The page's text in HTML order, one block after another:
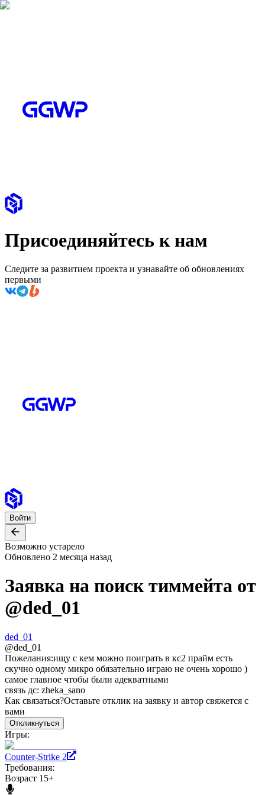
Присоединяйтесь к нам
Следите за развитием проекта и узнавайте об обновлениях
первыми
Войти
Возможно устарело
Обновлено 2 месяца назад
Заявка на поиск тиммейта от
@ded_01
ded_01
@ded_01
Пожелания:ищу с кем можно поиграть в кс2 прайм есть
скучно одному микро обязательно играю не очень хорошо )
самое главное чтобы были адекватными
связь дс: zheka_sano
Как связаться?Оставьте отклик на заявку и автор свяжется с
вами
Откликнуться
Игры:
Counter-Strike 2
Требования:
Возраст 15+